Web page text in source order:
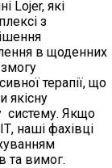
Lojer, які
з
в щоденних
терапії, що
якісну
систему. Якщо
наші фахівці
та вимог.